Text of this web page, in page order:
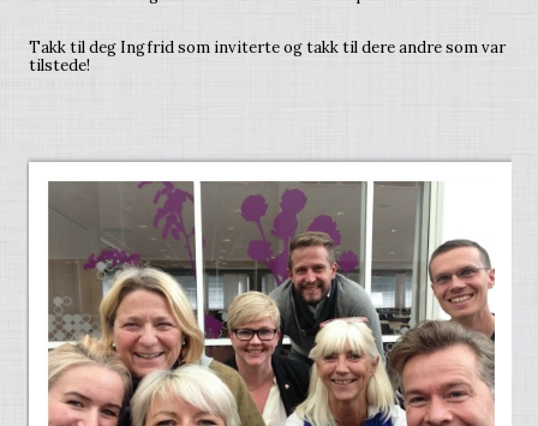
Takk til deg Ingfrid som inviterte og takk til dere andre som var
tilstede!